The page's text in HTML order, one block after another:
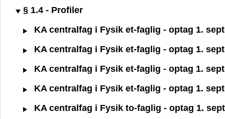
§ 1.4 - Profiler
KA centralfag i Fysik et-faglig - optag 1.
KA centralfag i Fysik et-faglig - optag 1.
KA centralfag i Fysik et-faglig - optag 1.
KA centralfag i Fysik et-faglig - optag 1.
KA centralfag i Fysik to-faglig - optag 1.